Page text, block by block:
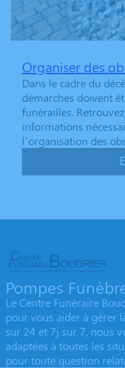
Organiser des
Dans le cadre du
démarches doivent
funérailles.
informations
l’organisation des
Pompes
Le Centre Funéraire
pour vous aider à gérer
sur 24 et 7j sur 7, nous
adaptées à toutes les
pour toute question